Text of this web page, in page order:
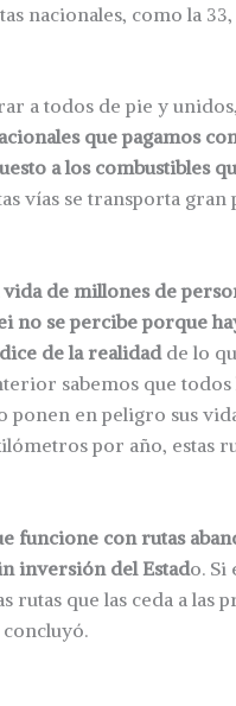
nacionales, como la 33,
a todos de pie y unidos,
que pagamos
a los combustibles
vías se transporta
de millones de
no se percibe porque
de la realidad de lo
sabemos que
en peligro sus
por año, estas
funcione con rutas
inversión del Estado. Si
que las ceda a las